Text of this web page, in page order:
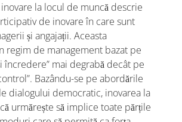
la locul de muncă descrie
de inovare în care sunt
și angajații. Aceasta
regim de management bazat pe
încredere” mai degrabă decât pe
Bazându-se pe abordările
dialogului democratic, inovarea la
urmărește să implice toate părțile